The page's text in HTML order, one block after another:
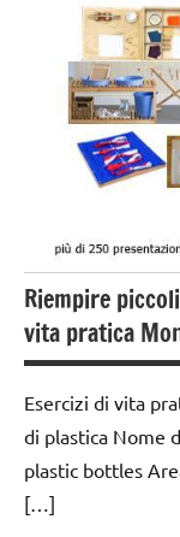
CORTESIA
GUIDA
DIDATTICA
MONTESSORI
TUTTI GLI
ARGOMENTI
ARTICOLI
VITA
PRATICA
Riempire
vita pratica
Esercizi di vita
di plastica Nome
plastic bottles
[…]